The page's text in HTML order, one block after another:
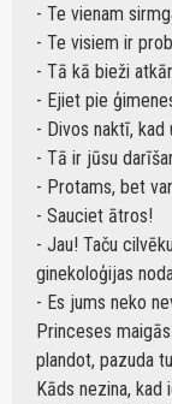
- Te vienam
- Te visiem ir
- Tā kā bieži
- Ejiet pie
- Divos naktī, kad
- Tā ir jūsu
- Protams, bet
- Sauciet ātros!
- Jau! Taču
ginekoloģijas
- Es jums neko
Princeses
plandot, pazuda
Kāds nezina,